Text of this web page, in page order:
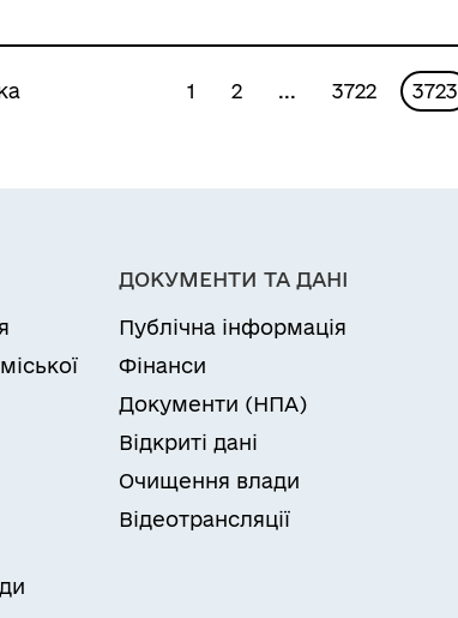
за ТОВ
черга
освітлення
об'єднання
будинку
подальше
1 2 ... 3722 3723
ДОКУМЕНТИ ТА ДАНІ
Публічна інформація
Фінанси
Документи (НПА)
Відкриті дані
Очищення влади
Відеотрансляції